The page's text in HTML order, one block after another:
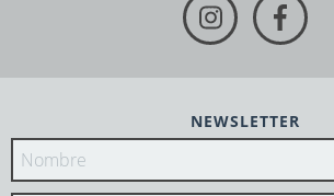
NEWSLETTER